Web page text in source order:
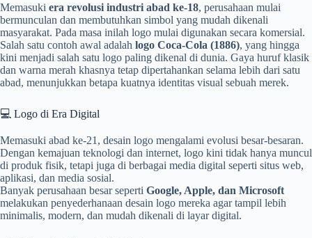
Memasuki era revolusi industri abad ke-18, perusahaan mulai
bermunculan dan membutuhkan simbol yang mudah dikenali
masyarakat. Pada masa inilah logo mulai digunakan secara komersial.
Salah satu contoh awal adalah logo Coca-Cola (1886), yang hingga
kini menjadi salah satu logo paling dikenal di dunia. Gaya huruf klasik
dan warna merah khasnya tetap dipertahankan selama lebih dari satu
abad, menunjukkan betapa kuatnya identitas visual sebuah merek.
💻 Logo di Era Digital
Memasuki abad ke-21, desain logo mengalami evolusi besar-besaran.
Dengan kemajuan teknologi dan internet, logo kini tidak hanya muncul
di produk fisik, tetapi juga di berbagai media digital seperti situs web,
aplikasi, dan media sosial.
Banyak perusahaan besar seperti Google, Apple, dan Microsoft
melakukan penyederhanaan desain logo mereka agar tampil lebih
minimalis, modern, dan mudah dikenali di layar digital.